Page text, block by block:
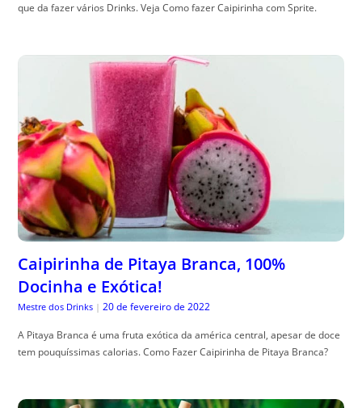
que da fazer vários Drinks. Veja Como fazer Caipirinha com Sprite.
Caipirinha de Pitaya Branca, 100%
Docinha e Exótica!
Mestre dos Drinks | 20 de fevereiro de 2022
A Pitaya Branca é uma fruta exótica da américa central, apesar de doce
tem pouquíssimas calorias. Como Fazer Caipirinha de Pitaya Branca?